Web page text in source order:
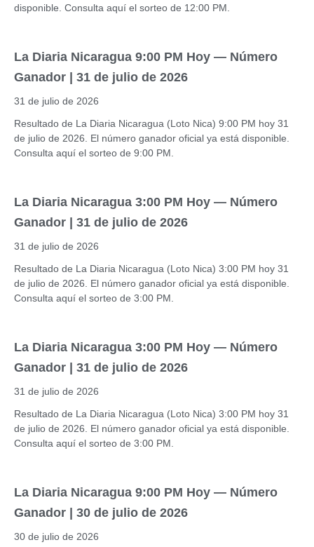
disponible. Consulta aquí el sorteo de 12:00 PM.
La Diaria Nicaragua 9:00 PM Hoy — Número
Ganador | 31 de julio de 2026
31 de julio de 2026
Resultado de La Diaria Nicaragua (Loto Nica) 9:00 PM hoy 31
de julio de 2026. El número ganador oficial ya está disponible.
Consulta aquí el sorteo de 9:00 PM.
La Diaria Nicaragua 3:00 PM Hoy — Número
Ganador | 31 de julio de 2026
31 de julio de 2026
Resultado de La Diaria Nicaragua (Loto Nica) 3:00 PM hoy 31
de julio de 2026. El número ganador oficial ya está disponible.
Consulta aquí el sorteo de 3:00 PM.
La Diaria Nicaragua 3:00 PM Hoy — Número
Ganador | 31 de julio de 2026
31 de julio de 2026
Resultado de La Diaria Nicaragua (Loto Nica) 3:00 PM hoy 31
de julio de 2026. El número ganador oficial ya está disponible.
Consulta aquí el sorteo de 3:00 PM.
La Diaria Nicaragua 9:00 PM Hoy — Número
Ganador | 30 de julio de 2026
30 de julio de 2026